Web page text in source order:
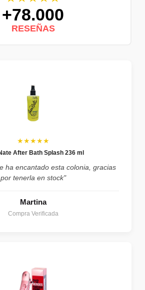
+78.000
RESEÑAS
★★★★★
After Bath Splash 236 ml
ha encantado esta colonia, gracias
por tenerla en stock"
Martina
Compra Verificada